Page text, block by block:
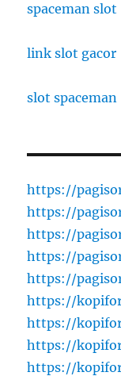
spaceman slot
link slot gacor
slot spaceman
https://
https://
https://
https://
https://
https://
https://
https://
https://